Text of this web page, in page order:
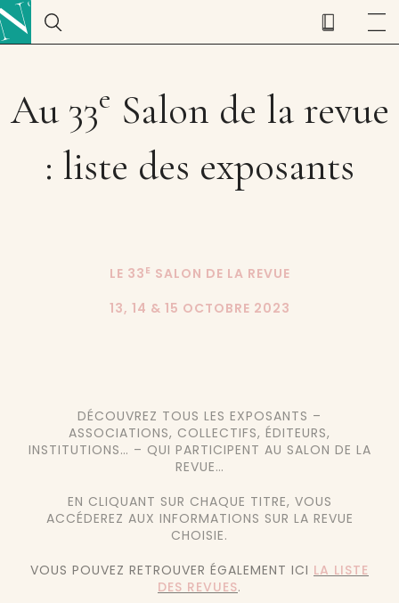
Au 33e Salon de la revue
: liste des exposants
LE 33 E SALON DE LA REVUE
13, 14 & 15 OCTOBRE 2023
DÉCOUVREZ TOUS LES EXPOSANTS –
ASSOCIATIONS, COLLECTIFS, ÉDITEURS,
INSTITUTIONS… – QUI PARTICIPENT AU SALON DE LA
REVUE…
EN CLIQUANT SUR CHAQUE TITRE, VOUS
ACCÉDEREZ AUX INFORMATIONS SUR LA REVUE
CHOISIE.
VOUS POUVEZ RETROUVER ÉGALEMENT ICI LA LISTE
DES REVUES.